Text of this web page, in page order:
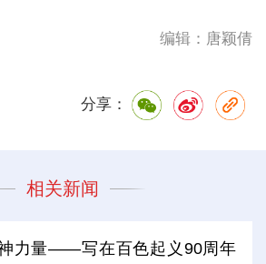
编辑：唐颖倩
分享：
相关新闻
力量——写在百色起义90周年